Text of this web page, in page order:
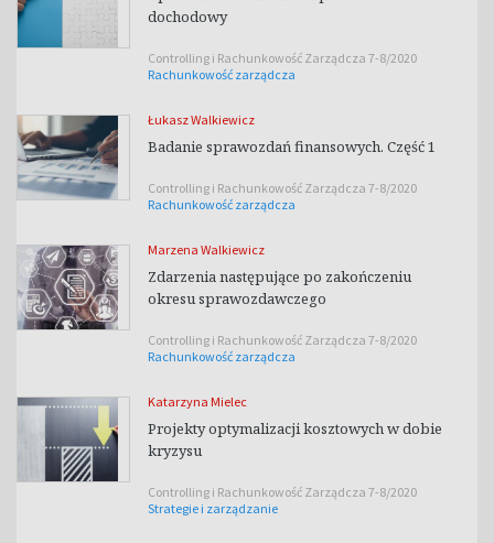
dochodowy
Controlling i Rachunkowość Zarządcza 7-8/2020
Rachunkowość zarządcza
Łukasz Walkiewicz
Badanie sprawozdań finansowych. Część 1
Controlling i Rachunkowość Zarządcza 7-8/2020
Rachunkowość zarządcza
Marzena Walkiewicz
Zdarzenia następujące po zakończeniu
okresu sprawozdawczego
Controlling i Rachunkowość Zarządcza 7-8/2020
Rachunkowość zarządcza
Katarzyna Mielec
Projekty optymalizacji kosztowych w dobie
kryzysu
Controlling i Rachunkowość Zarządcza 7-8/2020
Strategie i zarządzanie